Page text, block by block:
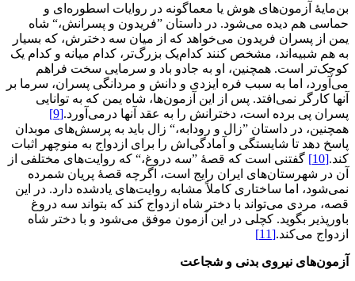
بن‌مایۀ آزمون‌های هوش یا معماگونه در روایات اسطوره‌ای و
حماسی هم دیده می‌شود. در داستان ”فریدون و پسرانش،“ شاه
یمن از پسران فریدون می‌خواهد که از میان سه دخترش، که بسیار
به هم شبیه‌اند، مشخص کنند کدام‌یک بزرگ‌تر، کدام میانه و کدام یک
کوچک‌تر است. همچنین، او به جادو باد و سرمایی سخت فراهم
می‌آورد، اما به سبب فره ایزدی و دانش و مردانگی پسران، سرما بر
آنها کارگر نمی‌افتد. پس از این آزمون‌ها، شاه یمن که به توانایی
پسران پی برده است، دخترانش را به عقد آنها درمی‌آورد.[9]
همچنین، در داستان ”زال و رودابه،“ زال باید به پرسش‌های موبدان
پاسخ دهد تا شایستگی و آمادگی‌اش را برای ازدواج به منوچهر اثبات
کند.[10]
گفتنی است که قصۀ ”سه دروغ،“ که روایت‌های مختلفی از
آن در شهرستان‌های ایران رایج است، اگرچه قصۀ پریان شمرده
نمی‌شود، اما ساختاری کاملاً مشابه روایت‌های یادشده دارد. در این
قصه، مردی می‌تواند با دختر شاه ازدواج کند که بتواند سه دروغ
باورپذیر بگوید. کچلی در این آزمون موفق می‌شود و با دختر شاه
ازدواج می‌کند.[11]
آزمونهای نیروی بدنی و شجاعت